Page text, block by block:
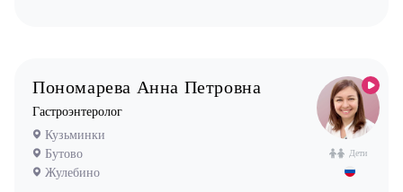
Дети
Пономарева Анна Петровна
Гастроэнтеролог
Кузьминки
Бутово
Жулебино